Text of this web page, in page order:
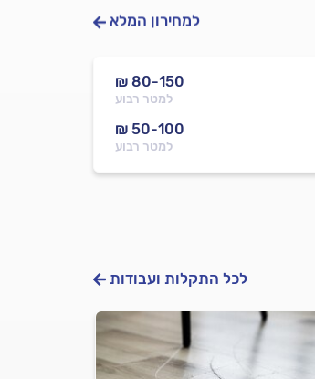
למחירון המלא
₪ 80-150
למטר רבוע
₪ 50-100
למטר רבוע
לכל התקלות ועבודות